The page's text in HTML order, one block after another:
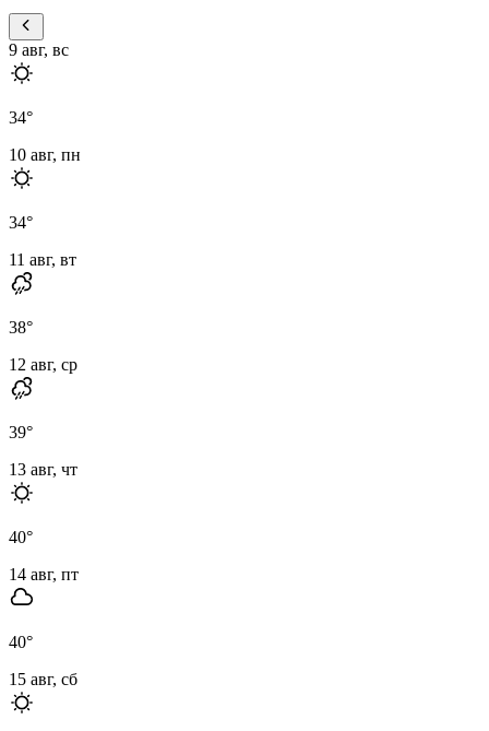
9 авг, вс
34°
10 авг, пн
34°
11 авг, вт
38°
12 авг, ср
39°
13 авг, чт
40°
14 авг, пт
40°
15 авг, сб